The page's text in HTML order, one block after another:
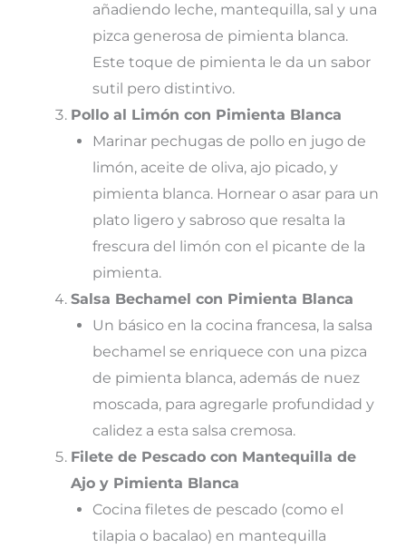
añadiendo leche, mantequilla, sal y una
pizca generosa de pimienta blanca.
Este toque de pimienta le da un sabor
sutil pero distintivo.
Pollo al Limón con Pimienta Blanca
Marinar pechugas de pollo en jugo de
limón, aceite de oliva, ajo picado, y
pimienta blanca. Hornear o asar para un
plato ligero y sabroso que resalta la
frescura del limón con el picante de la
pimienta.
Salsa Bechamel con Pimienta Blanca
Un básico en la cocina francesa, la salsa
bechamel se enriquece con una pizca
de pimienta blanca, además de nuez
moscada, para agregarle profundidad y
calidez a esta salsa cremosa.
Filete de Pescado con Mantequilla de
Ajo y Pimienta Blanca
Cocina filetes de pescado (como el
tilapia o bacalao) en mantequilla